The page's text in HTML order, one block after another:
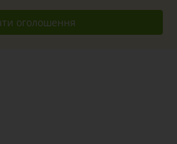
оголошення